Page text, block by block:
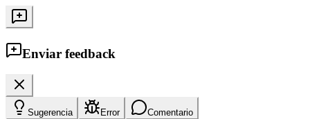
Enviar feedback
Sugerencia Error Comentario